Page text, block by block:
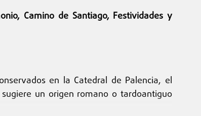
Camino de Santiago, Festividades y
en la Catedral de Palencia, el
un origen romano o tardoantiguo